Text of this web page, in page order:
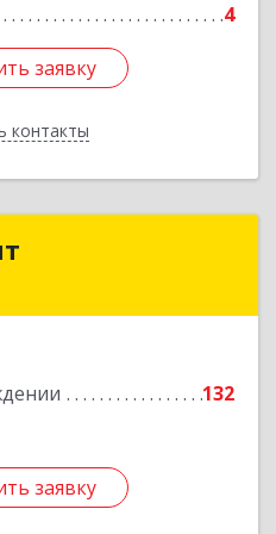
4
заявку
контакты
заявку
132
заявку
АзовКонсультант
Подробнее
заявку